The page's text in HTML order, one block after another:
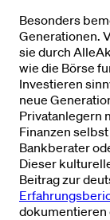
Besonders
Generationen.
sie durch
wie die Börse
Investieren
neue
Privatanlegern
Finanzen
Bankberater
Dieser
Beitrag zur
dokumentieren